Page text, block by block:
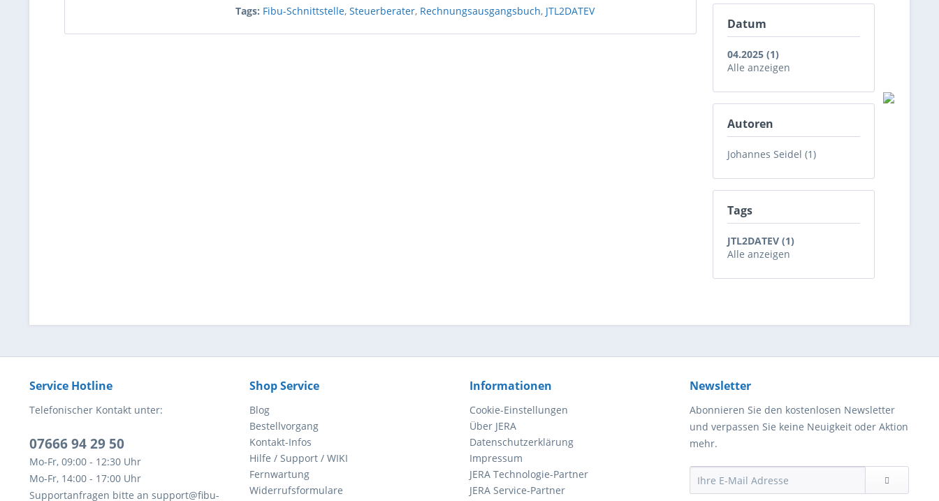
Datum
04.2025 (1)
Alle anzeigen
Autoren
Johannes Seidel (1)
Tags
JTL2DATEV (1)
Alle anzeigen
Tags: Fibu-Schnittstelle,Steuerberater, Rechnungsausgangsbuch, JTL2DATEV
Service Hotline
Telefonischer Kontakt unter:
07666 94 29 50
Mo-Fr, 09:00 - 12:30 Uhr
Mo-Fr, 14:00 - 17:00 Uhr
Supportanfragen bitte an support@fibu-
Shop Service
Blog
Bestellvorgang
Kontakt-Infos
Hilfe / Support / WIKI
Fernwartung
Widerrufsformulare
Informationen
Cookie-Einstellungen
Über JERA
Datenschutzerklärung
Impressum
JERA Technologie-Partner
JERA Service-Partner
Newsletter
Abonnieren Sie den kostenlosen Newsletter
und verpassen Sie keine Neuigkeit oder Aktion
mehr.